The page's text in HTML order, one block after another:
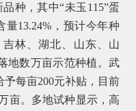
种，其中“未玉115”蛋
量13.24%，预计今年种
吉林、湖北、山东、山
地数万亩示范种植。武
每亩200元补贴，目前
亩。多地试种显示，高